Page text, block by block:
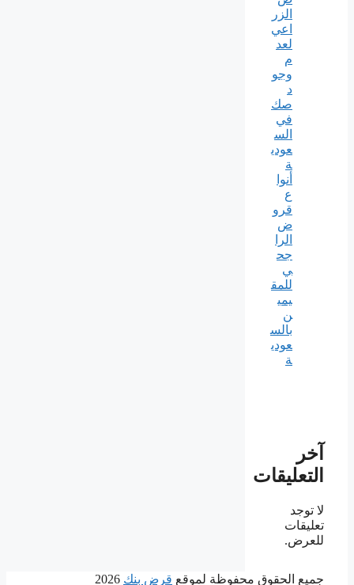
الزر
اعي
لعد
م
وجو
د
صك
في
الس
عودي
ة
أنوا
ع
قرو
ض
الرا
جح
ي
للمق
يمي
ن
بالس
عودي
ة
آخر
التعليقات
لا توجد
تعليقات
للعرض.
جميع الحقوق محفوظة لموقع قرض بنك